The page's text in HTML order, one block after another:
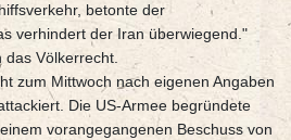
betonte der
verhindert der Iran überwiegend."
Völkerrecht.
zum Mittwoch nach eigenen Angaben
Die US-Armee begründete
vorangegangenen Beschuss von